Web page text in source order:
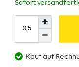
Sofort
Kauf auf